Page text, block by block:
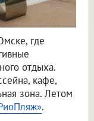
где
отдыха.
кафе,
зона. Летом
.